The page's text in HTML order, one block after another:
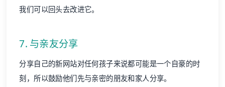
我们可以回头去改进它。
7. 与亲友分享
分享自己的新网站对任何孩子来说都可能是一个自豪的时
刻，所以鼓励他们先与亲密的朋友和家人分享。